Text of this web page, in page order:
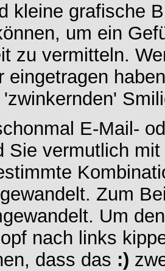
kleine grafische
um ein
zu vermitteln.
eingetragen
E-Mail-
Sie vermutlich
Zum
Um
nach links
dass das :)